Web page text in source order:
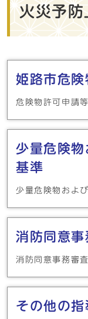
火災予
メインメニ
姫路市危
危険物許可申請
少量危険物
基準
少量危険物およ
消防同意事
消防同意事務審
その他の